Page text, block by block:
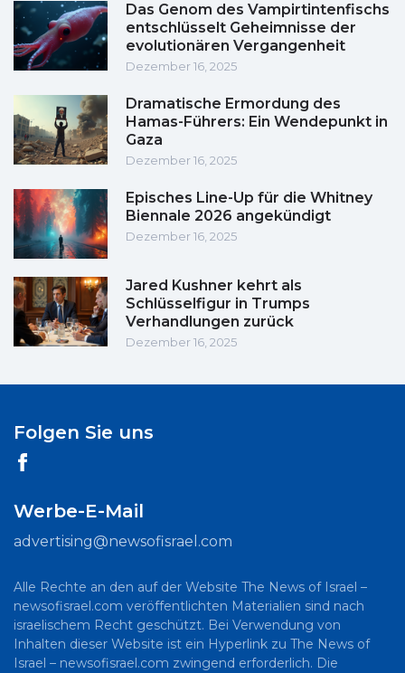
Das Genom des Vampirtintenfischs
entschlüsselt Geheimnisse der
evolutionären Vergangenheit
Dezember 16, 2025
Dramatische Ermordung des
Hamas-Führers: Ein Wendepunkt in
Gaza
Dezember 16, 2025
Episches Line-Up für die Whitney
Biennale 2026 angekündigt
Dezember 16, 2025
Jared Kushner kehrt als
Schlüsselfigur in Trumps
Verhandlungen zurück
Dezember 16, 2025
Folgen Sie uns
Werbe-E-Mail
advertising@newsofisrael.com
Alle Rechte an den auf der Website The News of Israel –
newsofisrael.com veröffentlichten Materialien sind nach
israelischem Recht geschützt. Bei Verwendung von
Inhalten dieser Website ist ein Hyperlink zu The News of
Israel – newsofisrael.com zwingend erforderlich. Die